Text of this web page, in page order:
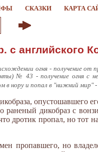
СКАЗКИ КАРТА
с английского
огня - получение
№ 43 - получение огня с
в нору и попал в "нижний мир"
опустошавшего
раненый дикобраз с
дротик пропал, но тот
пропавшего, но